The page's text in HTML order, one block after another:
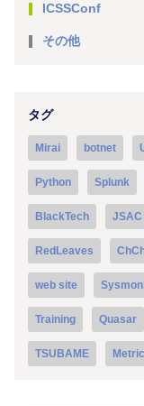
ICSSConf
その他
タグ
Mirai botnet
Python Splunk
BlackTech JSAC
RedLeaves
web site
Training Quasar
TSUBAME